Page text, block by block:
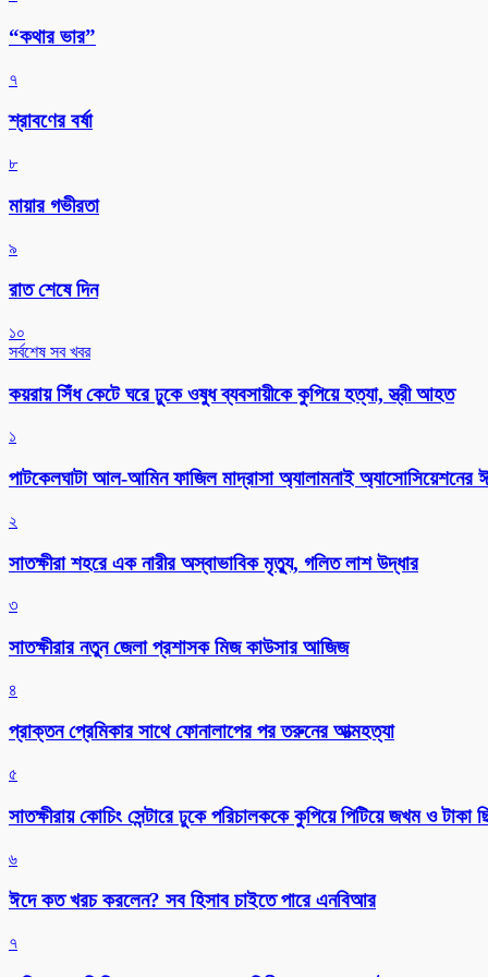
“কথার ভার”
৭
শ্রাবণের বর্ষা
৮
মায়ার গভীরতা
৯
রাত শেষে দিন
১০
সর্বশেষ সব খবর
কয়রায় সিঁধ কেটে ঘরে ঢুকে ওষুধ ব্যবসায়ীকে কুপিয়ে হত্যা, স্ত্রী আহত
১
পাটকেলঘাটা আল-আমিন ফাজিল মাদ্রাসা অ্যালামনাই অ্যাসোসিয়েশনের
২
সাতক্ষীরা শহরে এক নারীর অস্বাভাবিক মৃত্যু, গলিত লাশ উদ্ধার
৩
সাতক্ষীরার নতুন জেলা প্রশাসক মিজ কাউসার আজিজ
৪
প্রাক্তন প্রেমিকার সাথে ফোনালাপের পর তরুনের আত্মহত্যা
৫
সাতক্ষীরায় কোচিং সেন্টারে ঢুকে পরিচালককে কুপিয়ে পিটিয়ে জখম ও টাকা
৬
ঈদে কত খরচ করলেন? সব হিসাব চাইতে পারে এনবিআর
৭